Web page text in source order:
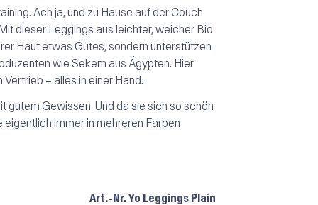
Ach ja, und zu Hause auf der Couch
dieser Leggings aus leichter, weicher Bio
Haut etwas Gutes, sondern unterstützen
wie Sekem aus Ägypten. Hier
– alles in einer Hand.
gutem Gewissen. Und da sie sich so schön
immer in mehreren Farben
Art.-Nr.Yo Leggings Plain